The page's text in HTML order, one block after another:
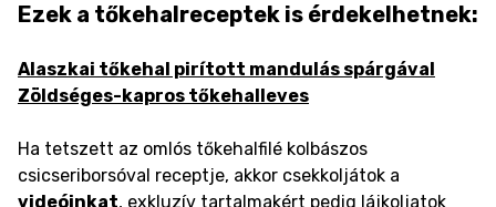
Ezek a tőkehalreceptek is érdekelhetnek:
Alaszkai tőkehal pirított mandulás spárgával
Zöldséges-kapros tőkehalleves
Ha tetszett az omlós tőkehalfilé kolbászos
csicseriborsóval receptje, akkor csekkoljátok a
videóinkat, exkluzív tartalmakért pedig lájkoljatok